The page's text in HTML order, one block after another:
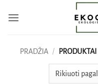
PRADŽIA /